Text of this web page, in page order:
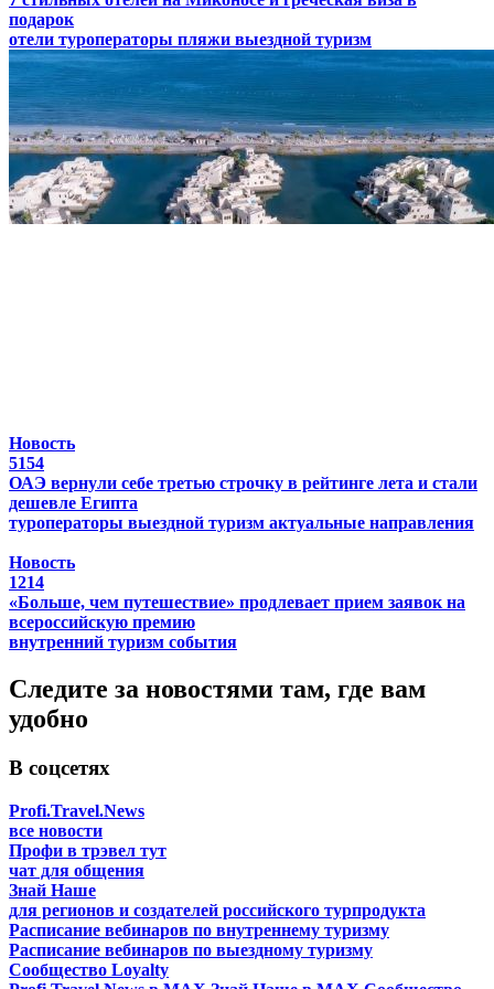
подарок
отели туроператоры пляжи выездной туризм
Новость
5154
ОАЭ вернули себе третью строчку в рейтинге лета и стали
дешевле Египта
туроператоры выездной туризм актуальные направления
Новость
1214
«Больше, чем путешествие» продлевает прием заявок на
всероссийскую премию
внутренний туризм события
Следите за новостями там, где вам
удобно
В соцсетях
Profi.Travel.News
все новости
Профи в трэвел тут
чат для общения
Знай Наше
для регионов и создателей российского турпродукта
Расписание вебинаров по внутреннему туризму
Расписание вебинаров по выездному туризму
Сообщество Loyalty